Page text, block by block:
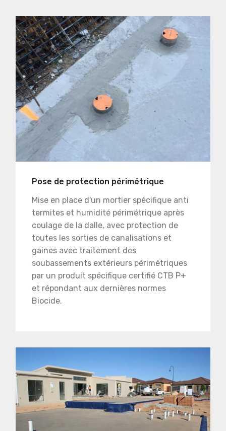
Pose de protection périmétrique
Mise en place d'un mortier spécifique anti
termites et humidité périmétrique après
coulage de la dalle, avec protection de
toutes les sorties de canalisations et
gaines avec traitement des
soubassements extérieurs périmétriques
par un produit spécifique certifié CTB P+
et répondant aux dernières normes
Biocide.